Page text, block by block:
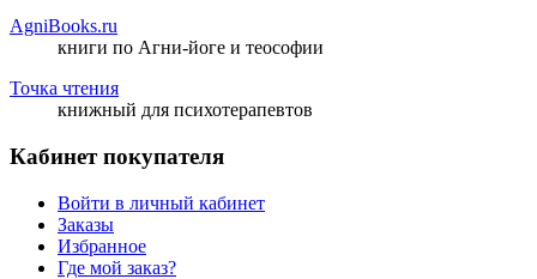
AgniBooks.ru
книги по Агни-йоге и теософии
Точка чтения
книжный для психотерапевтов
Кабинет покупателя
Войти в личный кабинет
Заказы
Избранное
Где мой заказ?